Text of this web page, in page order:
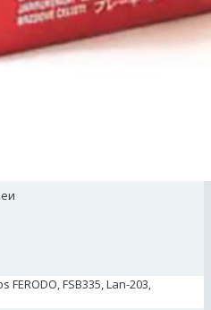
FSB335, Lan-203,